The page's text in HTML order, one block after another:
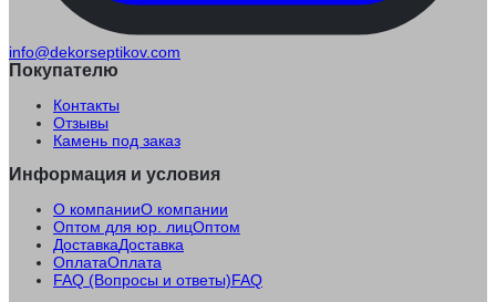
info@dekorseptikov.com
Покупателю
Контакты
Отзывы
Камень под заказ
Информация и условия
О компанииО компании
Оптом для юр. лицОптом
ДоставкаДоставка
ОплатаОплата
FAQ (Вопросы и ответы)FAQ